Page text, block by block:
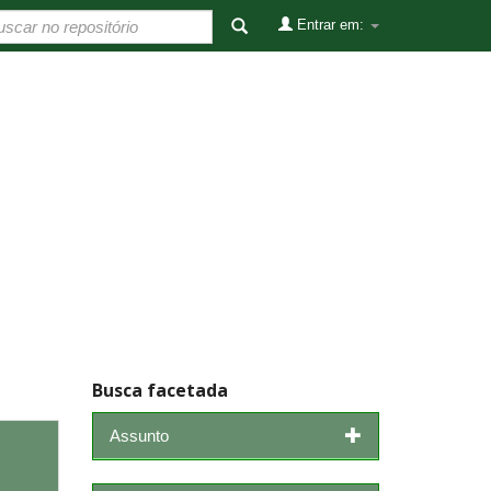
Entrar em:
Busca facetada
Assunto